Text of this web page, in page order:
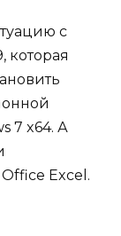
с
7 x64. А
Excel.